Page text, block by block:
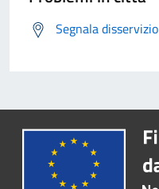
Segnala disservizio